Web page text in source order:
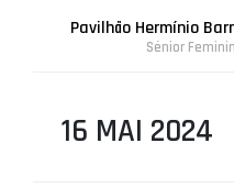
Pavilhão Hermínio
Sénior
16 MAI 2024